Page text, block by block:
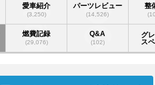
愛車紹介
(3,250)
パーツレビュー
(14,526)
整
燃費記録
(29,076)
Q&A
(102)
グ
ス